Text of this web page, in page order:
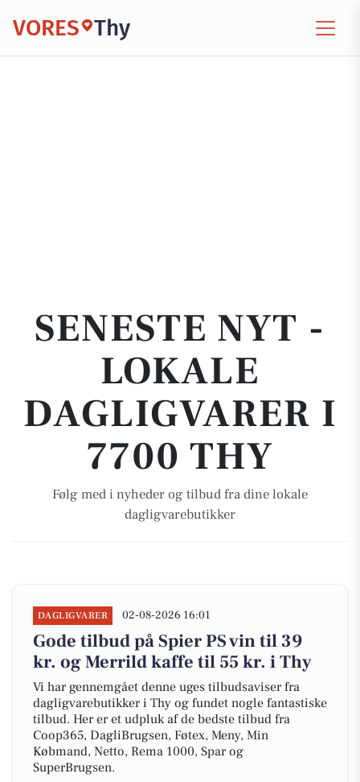
VORES Thy
SENESTE NYT -
LOKALE
DAGLIGVARER I
7700 THY
Følg med i nyheder og tilbud fra dine lokale
dagligvarebutikker
DAGLIGVARER 02-08-2026 16:01
Gode tilbud på Spier PS vin til 39
kr. og Merrild kaffe til 55 kr. i Thy
Vi har gennemgået denne uges tilbudsaviser fra
dagligvarebutikker i Thy og fundet nogle fantastiske
tilbud. Her er et udpluk af de bedste tilbud fra
Coop365, DagliBrugsen, Føtex, Meny, Min
Købmand, Netto, Rema 1000, Spar og
SuperBrugsen.